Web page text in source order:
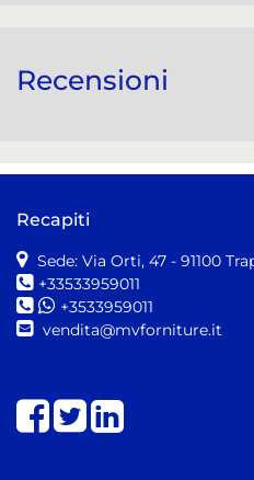
Recensioni
Recapiti
Sede: Via Orti, 47 - 91100
+33533959011
+3533959011
vendita@mvforniture.it
Share on Facebook
Share on Twitter
Share on LinkedIn